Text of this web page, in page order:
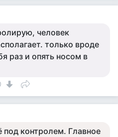
человек
только вроде
раз и опять носом в
под контролем. Главное